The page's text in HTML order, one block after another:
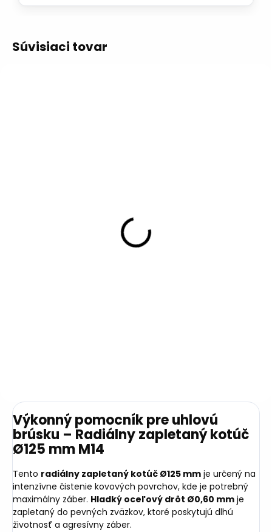
Súvisiaci tovar
Kotúčový kartáč Ø120 mm s
Výkonný pomocník pre uhlovú
brúsku – Radiálny zapletaný kotúč
Ø125 mm M14
Tento radiálny zapletaný kotúč Ø125 mm je určený na
intenzívne čistenie kovových povrchov, kde je potrebný
maximálny záber. Hladký oceľový drôt Ø0,60 mm je
zapletaný do pevných zväzkov, ktoré poskytujú dlhú
životnosť a agresívny záber.